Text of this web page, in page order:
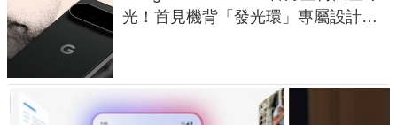
光！首見機背「發光環」專屬設計、